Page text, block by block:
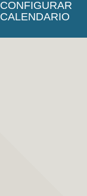
CONFIGURAR
CALENDARIO